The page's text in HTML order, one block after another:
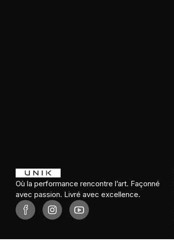
Où la performance rencontre l’art. Façonné
avec passion. Livré avec excellence.